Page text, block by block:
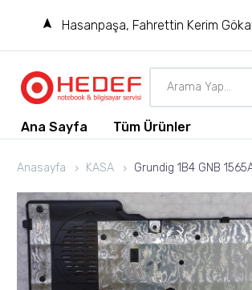
Hasanpaşa, Fahrettin Kerim
Ana Sayfa Tüm Ürünler
Anasayfa KASA Grundig 1B4 GNB